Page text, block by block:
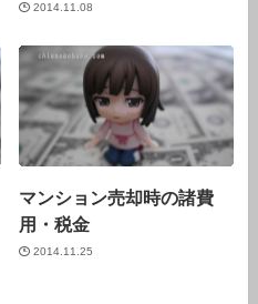
2014.11.08
マンション売却時の諸費
用・税金
2014.11.25